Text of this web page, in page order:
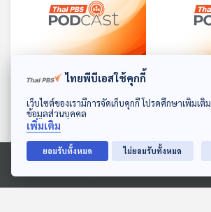
ดาวน์โหลด Thai PBS Podcast Application
Ⓒ 2020 องค์การกระจายเสียงและแพร่ภาพสาธารณะแห่งประเทศไทย
EP. 1639: กอริล่ากับเสือดาว
เจ้าเล่ห์
พระอาทิตย์ยิ้มแฉ่ง
EP.
คุณยาย
ไทยพีบีเอสใช้คุกกี้
เว็บไซต์ของเรามีการจัดเก็บคุกกี้ โปรดศึกษาเพิ่มเ
ข้อมูลส่วนบุคคล
เพิ่มเติม
ยอมรับทั้งหมด ไม่ยอมรับทั้งหมด